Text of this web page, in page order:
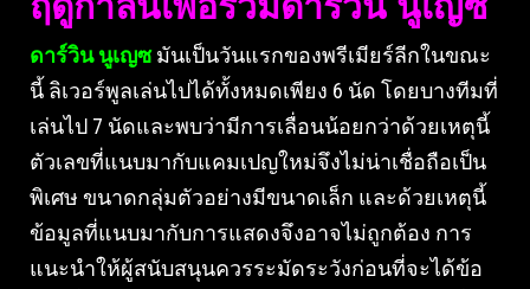
ดาร์วิน นูเญซมันเป็นวันแรกของพรีเมียร์ลีกในขณะ
นี้ ลิเวอร์พูลเล่นไปได้ทั้งหมดเพียง 6 นัด โดยบางทีมที่
เล่นไป 7 นัดและพบว่ามีการเลื่อนน้อยกว่าด้วยเหตุนี้
ตัวเลขที่แนบมากับแคมเปญใหม่จึงไม่น่าเชื่อถือเป็น
พิเศษ ขนาดกลุ่มตัวอย่างมีขนาดเล็ก และด้วยเหตุนี้
ข้อมูลที่แนบมากับการแสดงจึงอาจไม่ถูกต้อง การ
แนะนำให้ผู้สนับสนุนควรระมัดระวังก่อนที่จะได้ข้อ